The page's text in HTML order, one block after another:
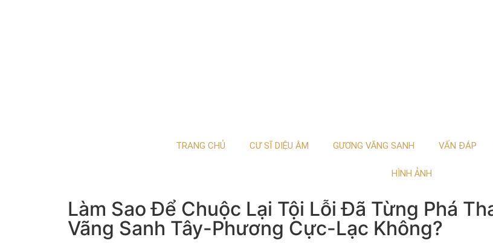
TRANG CHỦ CƯ SĨ DIỆU ÂM GƯƠNG VÃNG SANH VẤN ĐÁP
HÌNH ẢNH
Làm Sao Để Chuộc Lại Tội Lỗi Đã Từng Phá
Vãng Sanh Tây-Phương Cực-Lạc Không?